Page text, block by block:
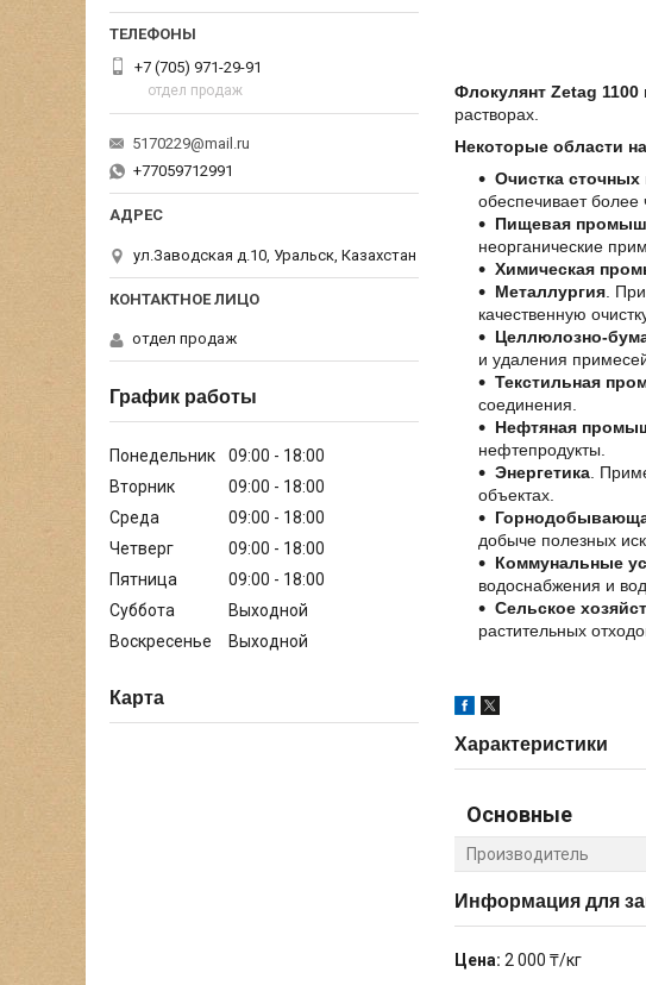
Флокулянт Zetag 1100
растворах.
Некоторые области
Очистка сточных
обеспечивает более
Пищевая
неорганические
Химическая
Металлургия .
качественную
Целлюлозно-
и удаления
Текстильная
соединения.
Нефтяная
нефтепродукты.
Энергетика .
объектах.
добыче полезных
Коммунальные
водоснабжения и
Сельское
растительных
Характеристики
Основные
Производитель
Информация для
Цена: 2 000 ₸/кг
+7 (705) 971-29-91
отдел продаж
5170229@mail.ru
+77059712991
ул.Заводская д.10, Уральск, Казахстан
отдел продаж
График работы
Понедельник 09:00
18:00
Вторник
09:00
18:00
Среда
09:00
18:00
Четверг
09:00
18:00
Пятница
09:00
18:00
Суббота
Выходной
Воскресенье
Выходной
Карта